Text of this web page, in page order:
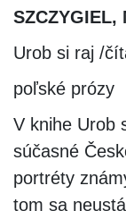
SZCZYGIEL,
Urob si raj /
poľské prózy
V knihe Urob
súčasné
portréty
tom sa